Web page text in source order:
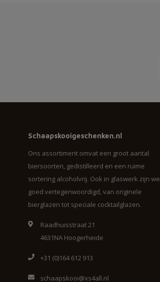
Schaapskooigeschenken.nl
Ons assortiment omvat een groot aantal
biersoorten, gedistilleerd en een ruime
sortering alcoholvrij. Ook in glaswerk zijn we
goed vertegenwoordigd, van originele
bierglazen tot speciale cocktailglazen.
Raadhuisstraat 21
4631NA Hoogerheide
+31 (0)164 612 913
schaapskooi@xs4all.nl